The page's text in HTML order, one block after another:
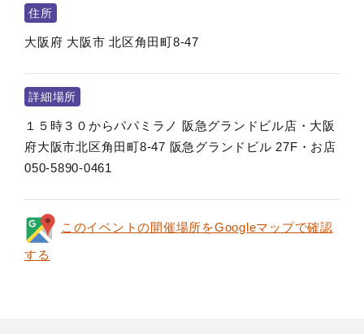
住所
大阪府 大阪市 北区角田町8-47
詳細場所
１５時３０からパパミラノ 阪急グランドビル店・大阪
府大阪市北区角田町8-47 阪急グランドビル 27F・お店
050-5890-0461
このイベントの開催場所をGoogleマップで確認
する